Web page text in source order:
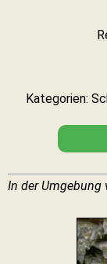
Kategorien:
In der Umgebung